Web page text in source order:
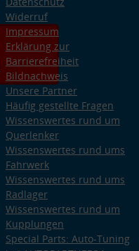
Widerruf
Impressum
Erklärung zur
Barrierefreiheit
Bildnachweis
Unsere Partner
Häufig gestellte Fragen
Wissenswertes rund um
Querlenker
Wissenswertes rund ums
Fahrwerk
Wissenswertes rund ums
Radlager
Wissenswertes rund um
Kupplungen
Special Parts: Auto-Tuning